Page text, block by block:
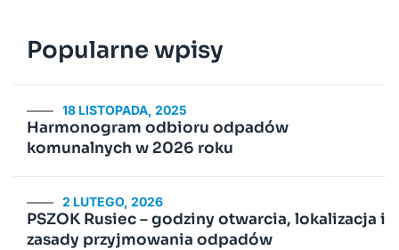
Popularne wpisy
18 LISTOPADA, 2025
Harmonogram odbioru odpadów
komunalnych w 2026 roku
2 LUTEGO, 2026
PSZOK Rusiec – godziny otwarcia, lokalizacja i
zasady przyjmowania odpadów